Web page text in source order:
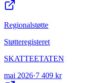
Regionalstøtte
Støtteregisteret
SKATTEETATEN
mai 2026·7 409 kr